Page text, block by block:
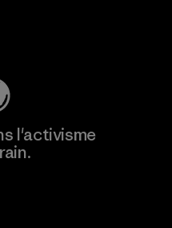
l'activisme